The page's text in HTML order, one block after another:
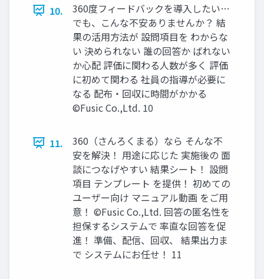
10.
360度フィードバックを導入したい…
でも、こんな不安ありませんか？ 結
果の活用方法が 設問項目を わからな
い 決められない 誰の回答か ばれない
か心配 評価に関わる人数が多く 評価
に初めて関わる 社員の指導が必要に
なる 配布・回収に時間がかかる
©️Fusic Co.,Ltd. 10
11.
360（さんろくまる）なら そんな不
安を解決！ 用途に応じた 実施後の 面
談につなげやすい 結果シート！ 設問
項目 テンプレート を提供！ 初めての
ユーザー向け マニュアル動画 をご用
意！ ©️Fusic Co.,Ltd. 回答の匿名性を
担保するシステムで 率直な回答を促
進！ 準備、配信、回収、 結果出力ま
で システムにお任せ！ 11